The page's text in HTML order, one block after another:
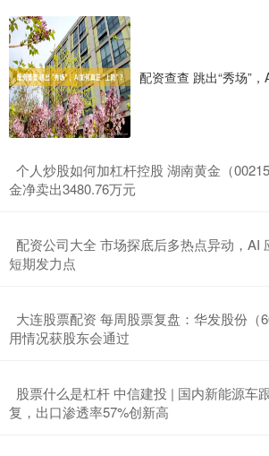
配资查查 跳出“秀场”，
个人炒股如何加杠杆控股 湖南黄金（
金净卖出3480.76万元
配资公司大全 市场探底后多热点异动，AI
短期发力点
大连股票配资 每周股票复盘：华发股份（
用情况获股东会通过
股票什么是杠杆 中信建投 | 国内新能源车
复，出口渗透率57%创新高